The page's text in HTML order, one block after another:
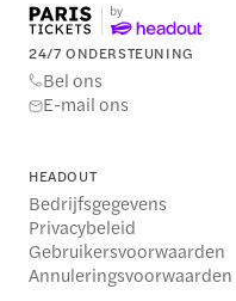
24/7 ONDERSTEUNING
Bel ons
E-mail ons
HEADOUT
Bedrijfsgegevens
Privacybeleid
Gebruikersvoorwaarden
Annuleringsvoorwaarden